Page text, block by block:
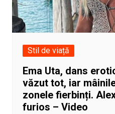
Stil de viață
Ema Uta, dans
văzut tot, iar
zonele fierbinți.
furios – Video